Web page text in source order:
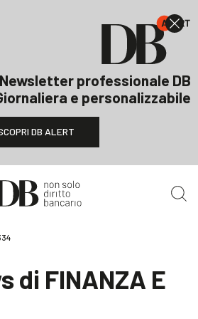
professionale DB
e personalizzabile
DB ALERT
di FINANZA E